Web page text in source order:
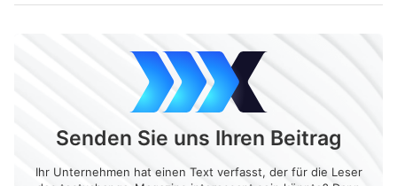
Senden Sie uns Ihren Beitrag
Ihr Unternehmen hat einen Text verfasst, der für die Leser